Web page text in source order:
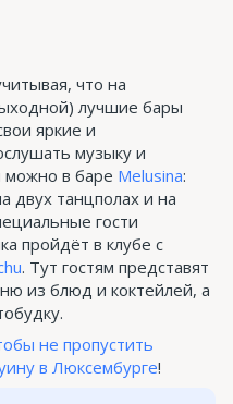
что на
лучшие бары
яркие и
музыку и
можно в баре Melusina:
двух танцполах и на
гости
пройдёт в клубе с
. Тут гостям представят
из блюд и коктейлей, а
не пропустить
в Люксембурге!